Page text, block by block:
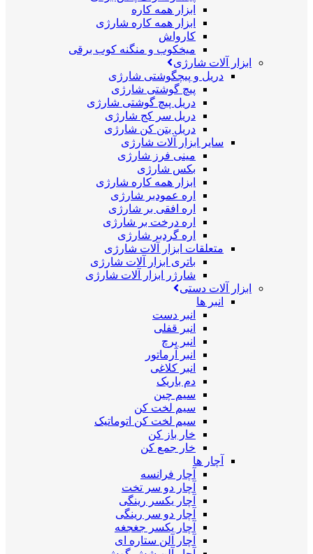
ابزار همه کاره
ابزار همه کاره شارژی
کارواش
میخکوب و منگنه کوب برقی
ابزار آلات شارژی
دریل و پیچگوشتی شارژی
پیچ گوشتی شارژی
دریل پیچ گوشتی شارژی
دریل سر کج شارژی
دریل بتن کن شارژی
سایر ابزار آلات شارژی
مینی فرز شارژی
بکس شارژی
ابزار همه کاره شارژی
اره عمودبر شارژی
اره افقی بر شارژی
اره درخت بر شارژی
اره گردبر شارژی
متعلقات ابزار آلات شارژی
باتری ابزار آلات شارژی
شارژر ابزار آلات شارژی
ابزار آلات دستی
انبر ها
انبر دست
انبر قفلی
انبر پرچ
انبر آرماتور
انبر کلاغی
دم باریک
سیم چین
سیم لخت کن
سیم لخت کن اتوماتیک
خار باز کن
خار جمع کن
آچار ها
آچار فرانسه
آچار دو سر تخت
آچار یکسر رینگی
آچار دو سر رینگی
آچار یکسر جغجغه
آچار آلن ستاره ای